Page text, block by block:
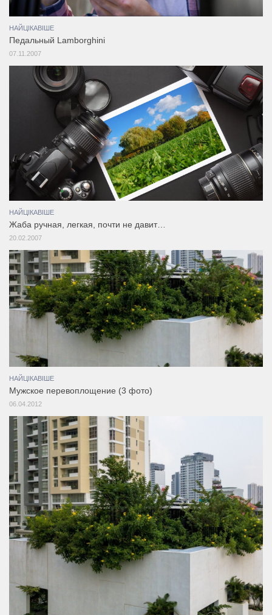
НАЙЦІКАВІШЕ
Педальный Lamborghini
07.11.2007
НАЙЦІКАВІШЕ
Жаба ручная, легкая, почти не давит…
20.02.2007
НАЙЦІКАВІШЕ
Мужское перевоплощение (3 фото)
06.04.2012